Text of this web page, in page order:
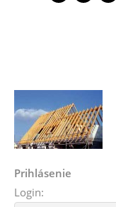
Prihlásenie
Login: